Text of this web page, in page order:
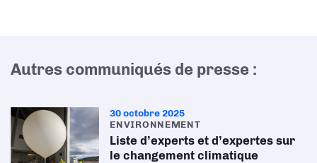
Autres communiqués de presse :
30 octobre 2025
ENVIRONNEMENT
Liste d’experts et d’expertes sur
le changement climatique